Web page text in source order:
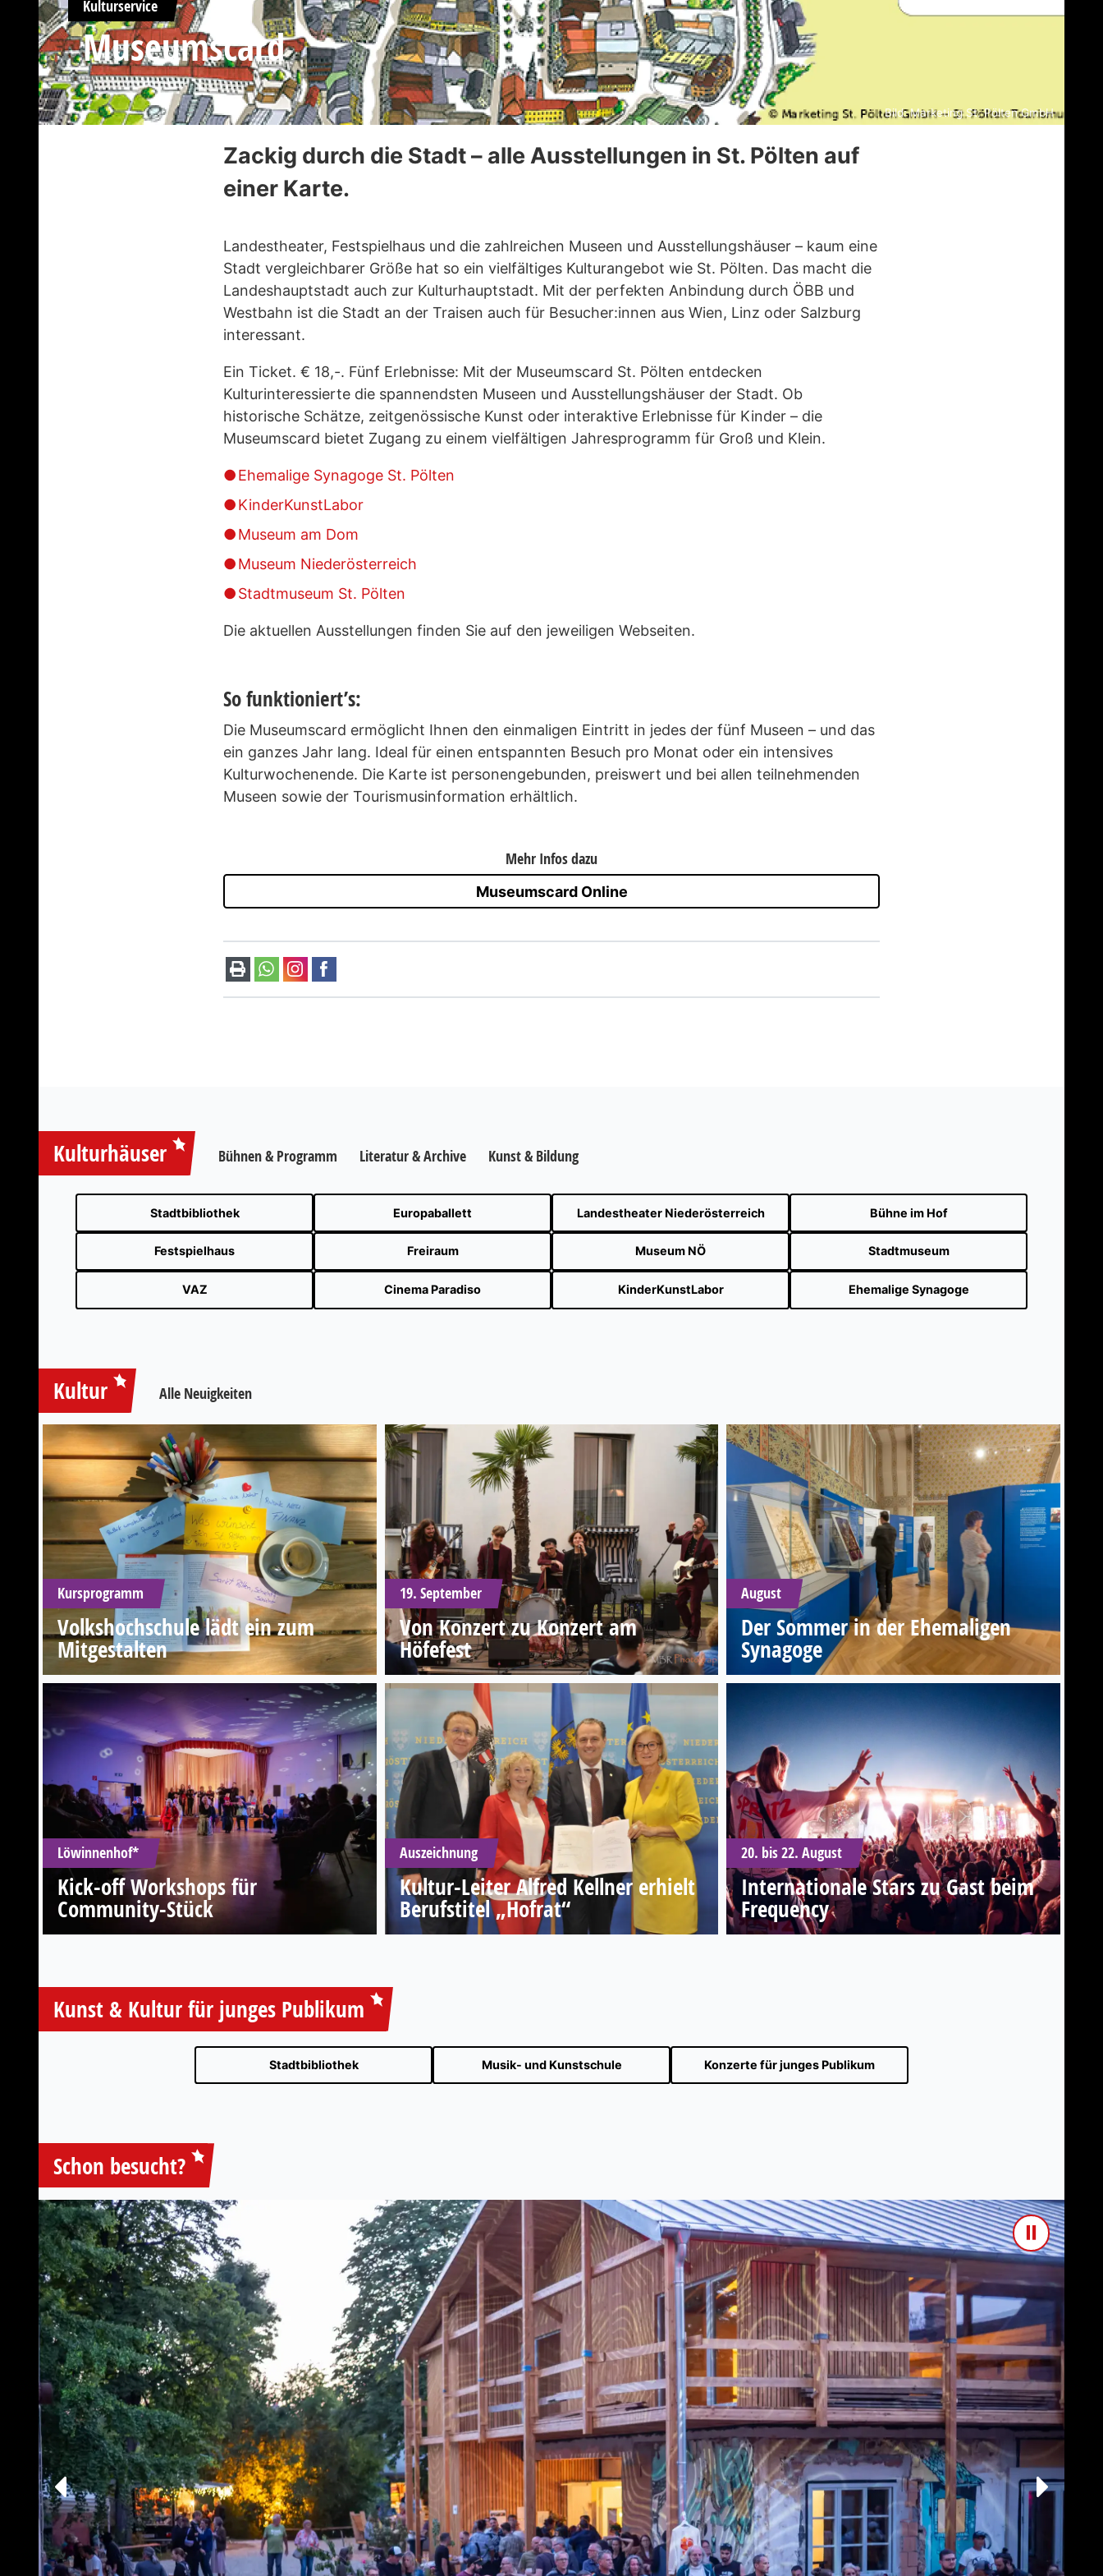
Kulturservice
Museumscard
Bild: Marketing St. Pölten GmbH
Zackig durch die Stadt – alle Ausstellungen in St. Pölten auf
einer Karte.
Landestheater, Festspielhaus und die zahlreichen Museen und Ausstellungshäuser – kaum eine
Stadt vergleichbarer Größe hat so ein vielfältiges Kulturangebot wie St. Pölten. Das macht die
Landeshauptstadt auch zur Kulturhauptstadt. Mit der perfekten Anbindung durch ÖBB und
Westbahn ist die Stadt an der Traisen auch für Besucher:innen aus Wien, Linz oder Salzburg
interessant.
Ein Ticket. € 18,-. Fünf Erlebnisse: Mit der Museumscard St. Pölten entdecken
Kulturinteressierte die spannendsten Museen und Ausstellungshäuser der Stadt. Ob
historische Schätze, zeitgenössische Kunst oder interaktive Erlebnisse für Kinder – die
Museumscard bietet Zugang zu einem vielfältigen Jahresprogramm für Groß und Klein.
Ehemalige Synagoge St. Pölten
KinderKunstLabor
Museum am Dom
Museum Niederösterreich
Stadtmuseum St. Pölten
Die aktuellen Ausstellungen finden Sie auf den jeweiligen Webseiten.
So funktioniert’s:
Die Museumscard ermöglicht Ihnen den einmaligen Eintritt in jedes der fünf Museen – und das
ein ganzes Jahr lang. Ideal für einen entspannten Besuch pro Monat oder ein intensives
Kulturwochenende. Die Karte ist personengebunden, preiswert und bei allen teilnehmenden
Museen sowie der Tourismusinformation erhältlich.
Mehr Infos dazu
Museumscard Online
Kulturhäuser Bühnen & Programm Literatur & Archive Kunst & Bildung
Stadtbibliothek Europaballett Landestheater Niederösterreich Bühne im Hof
Festspielhaus Freiraum Museum NÖ Stadtmuseum
VAZ Cinema Paradiso KinderKunstLabor Ehemalige Synagoge
Kultur Alle Neuigkeiten
Kursprogramm
Volkshochschule lädt ein zum
Mitgestalten
19. September
Von Konzert zu Konzert am
Höfefest
August
Der Sommer in der Ehemaligen
Synagoge
Löwinnenhof*
Kick-off Workshops für
Community-Stück
Auszeichnung
Kultur-Leiter Alfred Kellner erhielt
Berufstitel „Hofrat“
20. bis 22. August
Internationale Stars zu Gast beim
Frequency
Kunst & Kultur für junges Publikum
Stadtbibliothek Musik- und Kunstschule Konzerte für junges Publikum
Schon besucht?
Pause